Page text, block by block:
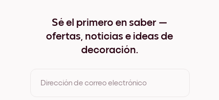
Home Madera de Roble
Home Ancho Negro
Home Ancho Blanco
Sé el primero en saber —
ofertas, noticias e ideas de
decoración.
Dirección de correo electrónico